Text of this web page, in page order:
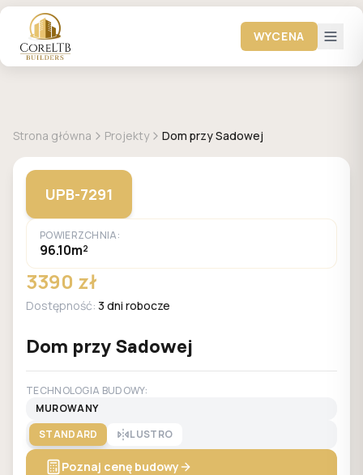
WYCENA
Strona główna Projekty Dom przy Sadowej
UPB-7291
POWIERZCHNIA:
96.10m²
3390 zł
Dostępność: 3 dni robocze
Dom przy Sadowej
TECHNOLOGIA BUDOWY:
MUROWANY
STANDARD
LUSTRO
Poznaj cenę budowy